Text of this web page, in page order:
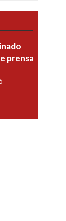
prensa